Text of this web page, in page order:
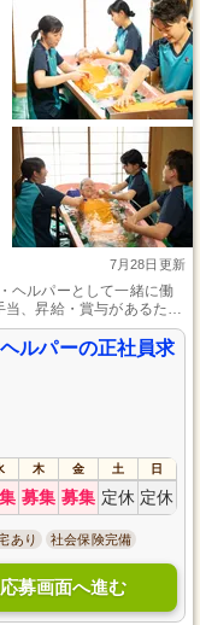
7月28日更新
ヘルパーとして一緒に働
、昇給・賞与があるた
自宅での入浴支援を通じ
です。
ルパーの正社員求
木 金 土 日
募集 募集 定休 定休
あり 社会保険完備
応募画面へ進む